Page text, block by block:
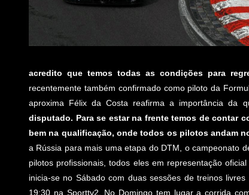
acredito que temos todas as condições para
recentemente também confirmado como piloto da
aproxima Félix da Costa reafirma a importância da
disputado. Para se estar na frente temos de contar
bem na qualificação, onde todos os pilotos andam
a Rússia para mais uma etapa do DTM, o campeonato
pilotos profissionais, todos eles em representação
inicia-se no Sábado com duas sessões de treinos
19:30 na Sporttv2. No Domingo tem lugar a corrida